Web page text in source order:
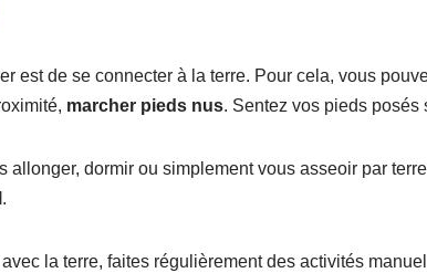
est de se connecter à la terre. Pour cela, vous
marcher pieds nus. Sentez vos pieds posés
allonger, dormir ou simplement vous asseoir par
.
la terre, faites régulièrement des activités